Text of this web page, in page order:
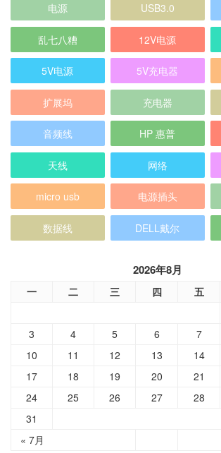
电源 USB3.0
乱七八糟 12V电源
5V电源 5V充电器
扩展坞 充电器
音频线 HP 惠普
天线 网络
micro usb 电源插头
数据线 DELL戴尔
2026年8月
一 二 三 四 五
« 7月
3
4 5 6 7
10
11 12 13 14
17
18 19 20 21
24
25 26 27 28
31